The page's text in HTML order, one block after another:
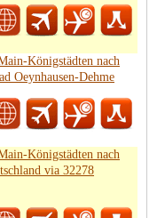
Königstädten nach
Oeynhausen-Dehme
Königstädten nach
via 32278